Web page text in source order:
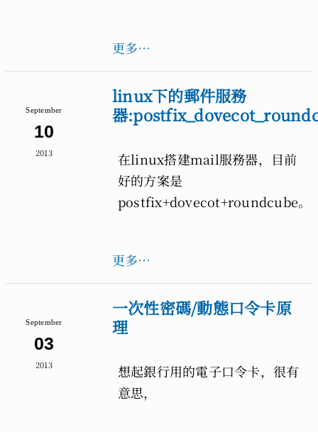
更多…
September
10
2013
linux下的郵件服務
器
在linux搭建mail服務器，目前
好的方案是
postfix+dovecot+roundcube。
更多…
September
03
2013
一次性密碼/動態口令卡原
理
想起銀行用的電子口令卡，很有
意思，